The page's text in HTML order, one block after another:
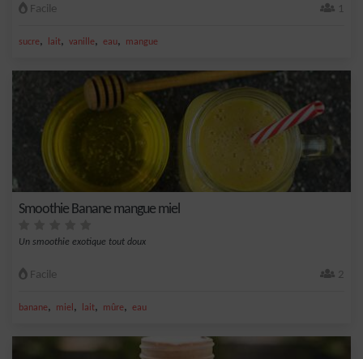
Facile 1
sucre, lait, vanille, eau, mangue
Smoothie Banane mangue miel
Un smoothie exotique tout doux
Facile 2
banane, miel , lait, mûre, eau